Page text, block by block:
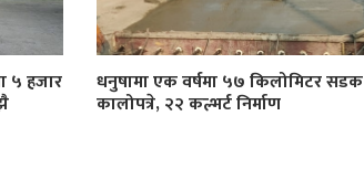
५ हजार धनुषामा एक वर्षमा ५७ किलोमिटर सडक
कालोपत्रे, २२ कल्भर्ट निर्माण